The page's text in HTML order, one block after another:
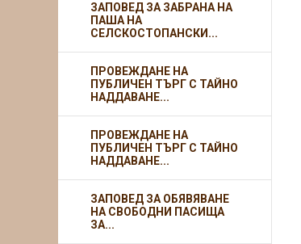
ЗАПОВЕД ЗА ЗАБРАНА НА
ПАША НА
СЕЛСКОСТОПАНСКИ...
ПРОВЕЖДАНЕ НА
ПУБЛИЧЕН ТЪРГ С ТАЙНО
НАДДАВАНЕ...
ПРОВЕЖДАНЕ НА
ПУБЛИЧЕН ТЪРГ С ТАЙНО
НАДДАВАНЕ...
ЗАПОВЕД ЗА ОБЯВЯВАНЕ
НА СВОБОДНИ ПАСИЩА
ЗА...